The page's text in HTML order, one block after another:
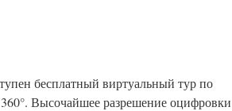
бесплатный виртуальный тур по
Высочайшее разрешение оцифровки